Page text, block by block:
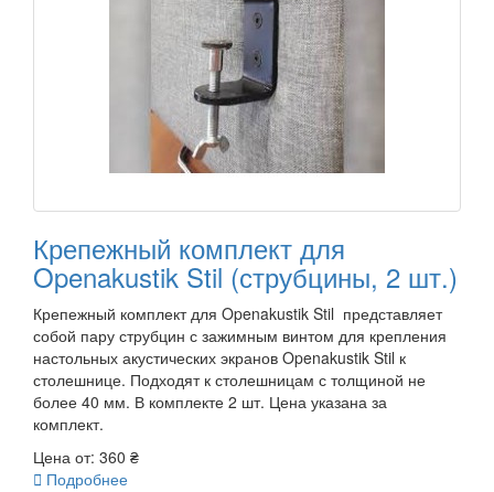
Крепежный комплект для
Openakustik Stil (струбцины, 2 шт.)
Крепежный комплект для Openakustik Stil представляет
собой пару струбцин с зажимным винтом для крепления
настольных акустических экранов Openakustik Stil к
столешнице. Подходят к столешницам с толщиной не
более 40 мм. В комплекте 2 шт. Цена указана за
комплект.
Цена от: 360 ₴
 Подробнее